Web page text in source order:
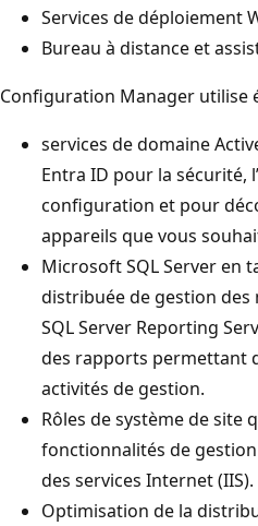
Services de déploiement
Bureau à distance et
Configuration Manager utilise
services de domaine
Entra ID pour la sécurité,
configuration et pour
appareils que vous
Microsoft SQL Server en
distribuée de gestion des
SQL Server Reporting
des rapports permettant
activités de gestion.
Rôles de système de site
fonctionnalités de
des services Internet (IIS).
Optimisation de la